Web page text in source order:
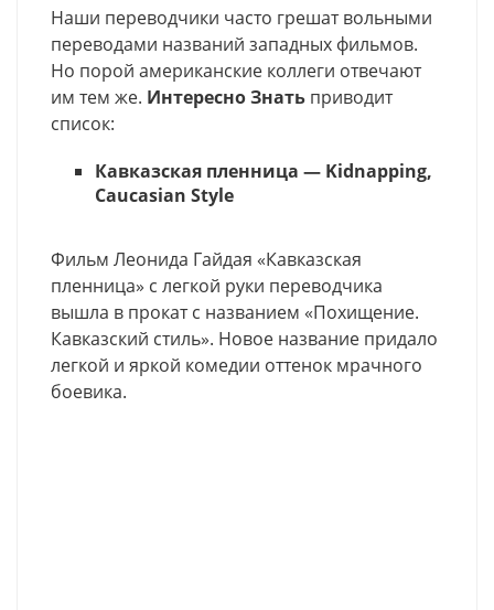
Наши переводчики часто грешат вольными
переводами названий западных фильмов.
Но порой американские коллеги отвечают
им тем же. Интересно Знать приводит
список:
Кавказская пленница — Kidnapping,
Caucasian Style
Фильм Леонида Гайдая «Кавказская
пленница» с легкой руки переводчика
вышла в прокат с названием «Похищение.
Кавказский стиль». Новое название придало
легкой и яркой комедии оттенок мрачного
боевика.